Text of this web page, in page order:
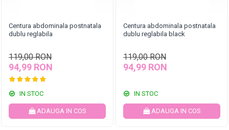
Centura abdominala postnatala
dublu reglabila
119,00 RON
94,99 RON
IN STOC
ADAUGA IN COS
Centura abdominala postnatala
dublu reglabila black
119,00 RON
94,99 RON
IN STOC
ADAUGA IN COS